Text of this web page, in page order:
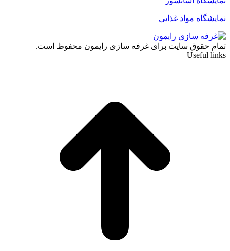
نمایشگاه مواد غذایی
تمام حقوق سایت برای غرفه سازی رایمون محفوظ است.
Useful links